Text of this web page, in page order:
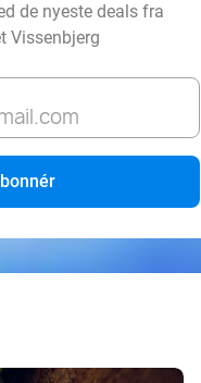
de nyeste deals fra
Vissenbjerg